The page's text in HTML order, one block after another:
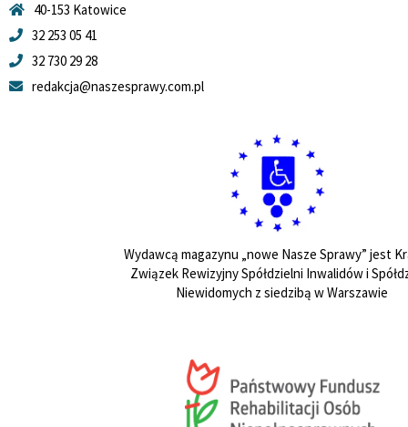
40-153 Katowice
32 253 05 41
32 730 29 28
redakcja@naszesprawy.com.pl
Wydawcą magazynu „nowe Nasze Sprawy” jest
Związek Rewizyjny Spółdzielni Inwalidów i
Niewidomych z siedzibą w Warszawie